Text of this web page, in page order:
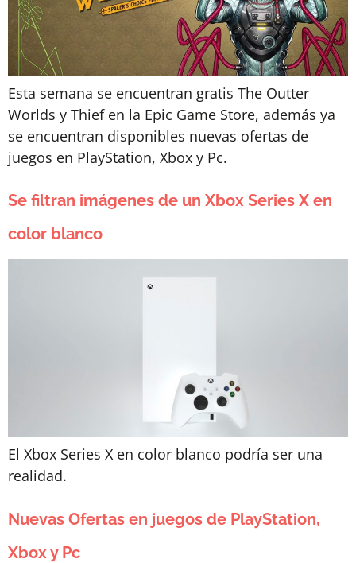
Esta semana se encuentran gratis The Outter
Worlds y Thief en la Epic Game Store, además ya
se encuentran disponibles nuevas ofertas de
juegos en PlayStation, Xbox y Pc.
Se filtran imágenes de un Xbox Series X en
color blanco
El Xbox Series X en color blanco podría ser una
realidad.
Nuevas Ofertas en juegos de PlayStation,
Xbox y Pc